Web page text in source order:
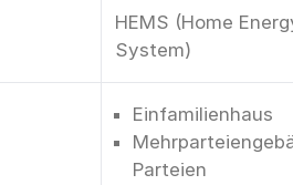
HEMS (Home
System)
Einfamilienhaus
Parteien